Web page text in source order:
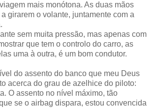
mais monótona. As duas mãos
girarem o volante, juntamente com a
sem muita pressão, mas apenas com
que tem o controlo do carro, as
uma à outra, é um bom condutor.
do assento do banco que meu Deus
acerca do grau de azelhice do piloto:
O assento no nível máximo, tão
se o airbag dispara, estou convencida